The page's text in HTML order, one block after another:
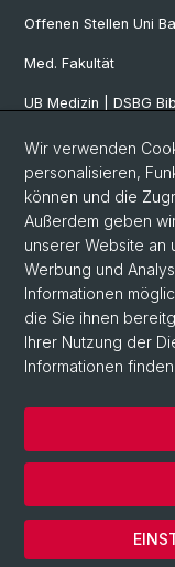
Offenen Stellen Uni
Med. Fakultät
UB Medizin | DSBG
Social Media
Facebook
Twitter
Youtube
Wir verwenden
personalisieren,
können und die
Außerdem geben
unserer Website an
Werbung und
Informationen
die Sie ihnen
Ihrer Nutzung der
Informationen